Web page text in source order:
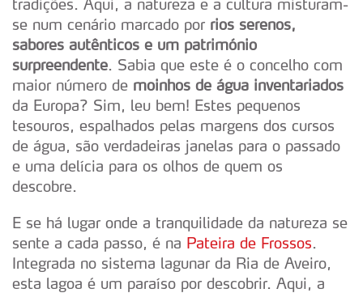
tradições. Aqui, a natureza e a cultura misturam-
se num cenário marcado por rios serenos,
sabores autênticos e um património
surpreendente. Sabia que este é o concelho com
maior número de moinhos de água inventariados
da Europa? Sim, leu bem! Estes pequenos
tesouros, espalhados pelas margens dos cursos
de água, são verdadeiras janelas para o passado
e uma delícia para os olhos de quem os
descobre.
E se há lugar onde a tranquilidade da natureza se
sente a cada passo, é na Pateira de Frossos.
Integrada no sistema lagunar da Ria de Aveiro,
esta lagoa é um paraíso por descobrir. Aqui, a